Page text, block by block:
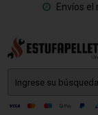
Envíos